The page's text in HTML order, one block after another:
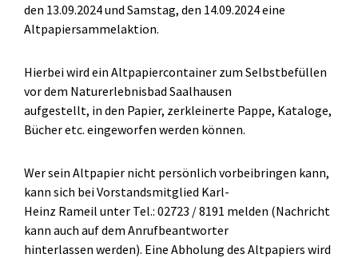
den 13.09.2024 und Samstag, den 14.09.2024 eine
Altpapiersammelaktion.
Hierbei wird ein Altpapiercontainer zum Selbstbefüllen
vor dem Naturerlebnisbad Saalhausen
aufgestellt, in den Papier, zerkleinerte Pappe, Kataloge,
Bücher etc. eingeworfen werden können.
Wer sein Altpapier nicht persönlich vorbeibringen kann,
kann sich bei Vorstandsmitglied Karl-
Heinz Rameil unter Tel.: 02723 / 8191 melden (Nachricht
kann auch auf dem Anrufbeantworter
hinterlassen werden). Eine Abholung des Altpapiers wird